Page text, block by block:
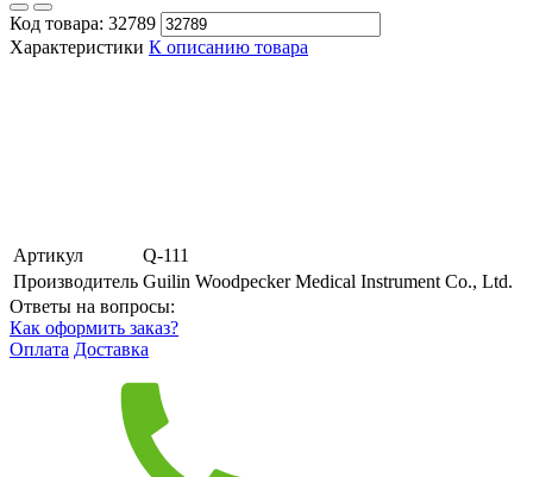
Код товара: 32789
Характеристики К описанию товара
Артикул
Q-111
Производитель Guilin Woodpecker Medical Instrument Co., Ltd.
Ответы на вопросы:
Как оформить заказ?
Оплата Доставка